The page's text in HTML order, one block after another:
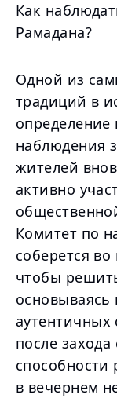
Как
Рамадана?
Одной из
традиций в
наблюдения
жителей
активно
Комитет по
соберется
чтобы
аутентичных
после
способности
в вечернем